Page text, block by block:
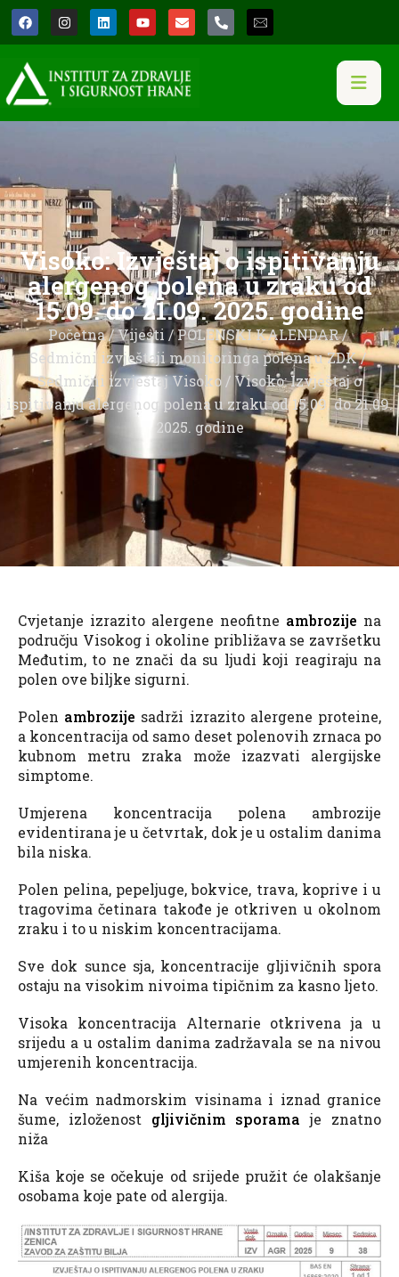
Visoko: Izvještaj o ispitivanju
alergenog polena u zraku od
15.09. do 21.09. 2025. godine
Početna/Vijesti /POLENSKI KALENDAR/
Sedmični izvještaji monitoringa polena u ZDK/
Sedmični izvještaj Visoko / Visoko: Izvještaj o
ispitivanju alergenog polena u zraku od 15.09. do 21.09.
2025. godine
Cvjetanje izrazito alergene neofitne ambrozije na
području Visokog i okoline približava se završetku
Međutim, to ne znači da su ljudi koji reagiraju na
polen ove biljke sigurni.
Polen ambrozije sadrži izrazito alergene proteine,
a koncentracija od samo deset polenovih zrnaca po
kubnom metru zraka može izazvati alergijske
simptome.
Umjerena koncentracija polena ambrozije
evidentirana je u četvrtak, dok je u ostalim danima
bila niska.
Polen pelina, pepeljuge, bokvice, trava, koprive i u
tragovima četinara takođe je otkriven u okolnom
zraku i to u niskim koncentracijama.
Sve dok sunce sja, koncentracije gljivičnih spora
ostaju na visokim nivoima tipičnim za kasno ljeto.
Visoka koncentracija Alternarie otkrivena ja u
srijedu a u ostalim danima zadržavala se na nivou
umjerenih koncentracija.
Na većim nadmorskim visinama i iznad granice
šume, izloženost gljivičnim sporama je znatno
niža
Kiša koje se očekuje od srijede pružit će olakšanje
osobama koje pate od alergija.